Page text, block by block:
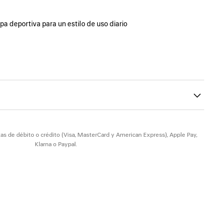
deportiva para un estilo de uso diario
en la parte superior
en la parte superior y en la parte trasera del talón
y en la parte trasera
de débito o crédito (Visa, MasterCard y American Express), Apple Pay,
Klarna o Paypal.